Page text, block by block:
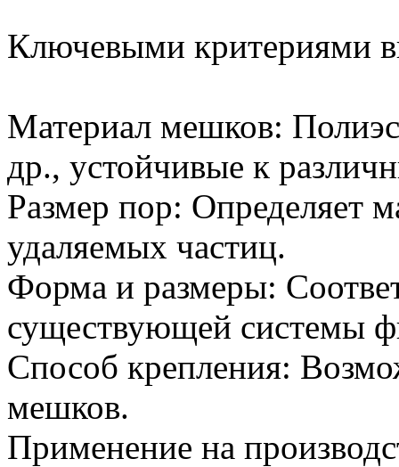
Ключевыми критериями
Материал мешков:
др., устойчивые к
Размер пор: Определяет
удаляемых частиц.
Форма и размеры:
существующей системы
Способ крепления:
мешков.
Применение на